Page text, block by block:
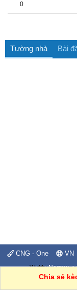
0
Tường nhà Bài
CNG - One VN
Width
Chia sẻ